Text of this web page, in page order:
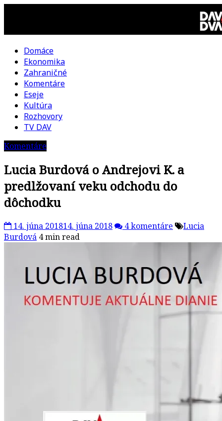
DAV
DVA
kultúrno-
politická
revue
Domáce
Ekonomika
Zahraničné
Komentáre
Eseje
Kultúra
Rozhovory
TV DAV
Komentáre
Lucia Burdová o Andrejovi K. a
predlžovaní veku odchodu do
dôchodku
14. júna 201814. júna 2018 4 komentáre
Lucia
Burdová 4 min read